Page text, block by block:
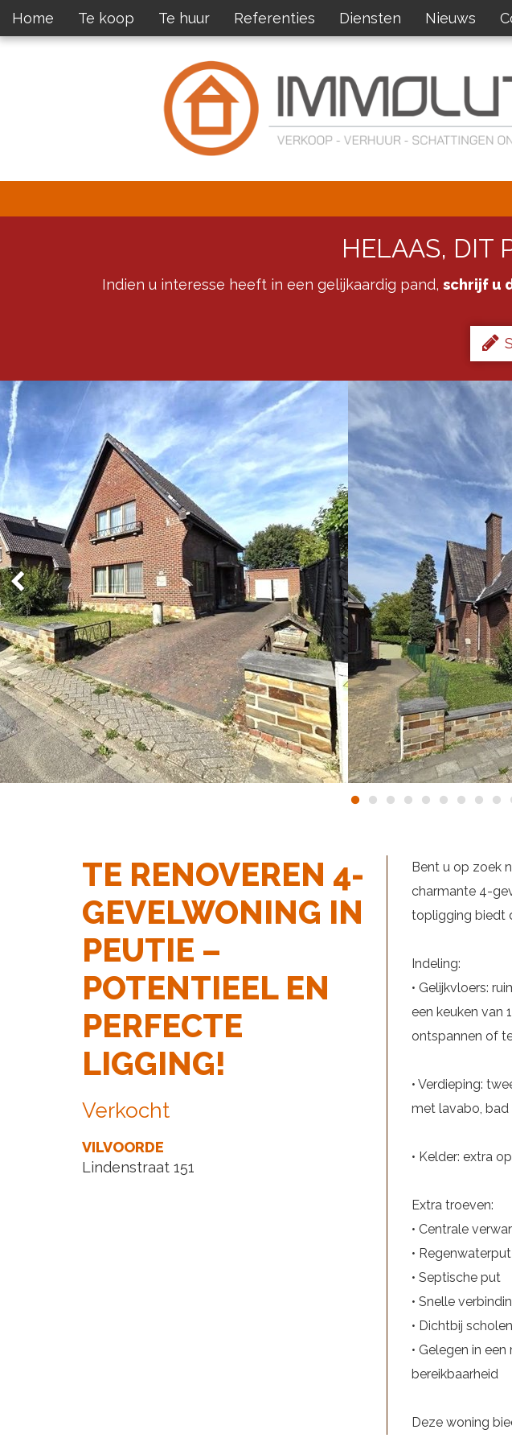
Home Te koop Te huur Referenties Diensten Nieuws
HELAAS, DIT
Indien u interesse heeft in een gelijkaardig pand, schrijf u
TE RENOVEREN 4-
GEVELWONING IN
PEUTIE –
POTENTIEEL EN
PERFECTE
LIGGING!
Verkocht
VILVOORDE
Lindenstraat 151
Bent u op zoek
charmante 4-
topligging biedt
Indeling:
• Gelijkvloers:
een keuken van
ontspannen of
• Verdieping:
met lavabo, bad
• Kelder: extra
Extra troeven:
• Centrale
• Regenwaterput
• Septische put
• Snelle
• Dichtbij
• Gelegen in
bereikbaarheid
Deze woning